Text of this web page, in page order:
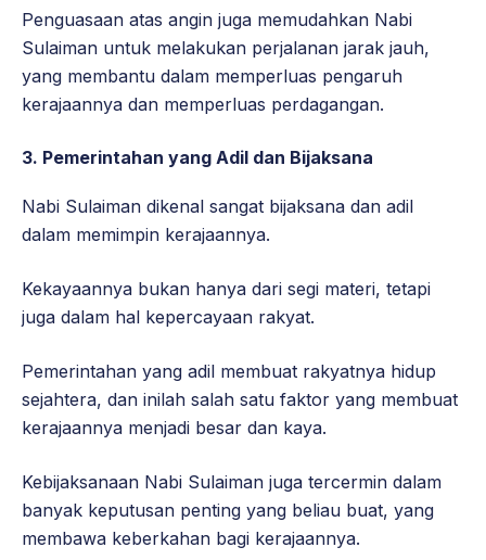
Penguasaan atas angin juga memudahkan Nabi
Sulaiman untuk melakukan perjalanan jarak jauh,
yang membantu dalam memperluas pengaruh
kerajaannya dan memperluas perdagangan.
3. Pemerintahan yang Adil dan Bijaksana
Nabi Sulaiman dikenal sangat bijaksana dan adil
dalam memimpin kerajaannya.
Kekayaannya bukan hanya dari segi materi, tetapi
juga dalam hal kepercayaan rakyat.
Pemerintahan yang adil membuat rakyatnya hidup
sejahtera, dan inilah salah satu faktor yang membuat
kerajaannya menjadi besar dan kaya.
Kebijaksanaan Nabi Sulaiman juga tercermin dalam
banyak keputusan penting yang beliau buat, yang
membawa keberkahan bagi kerajaannya.